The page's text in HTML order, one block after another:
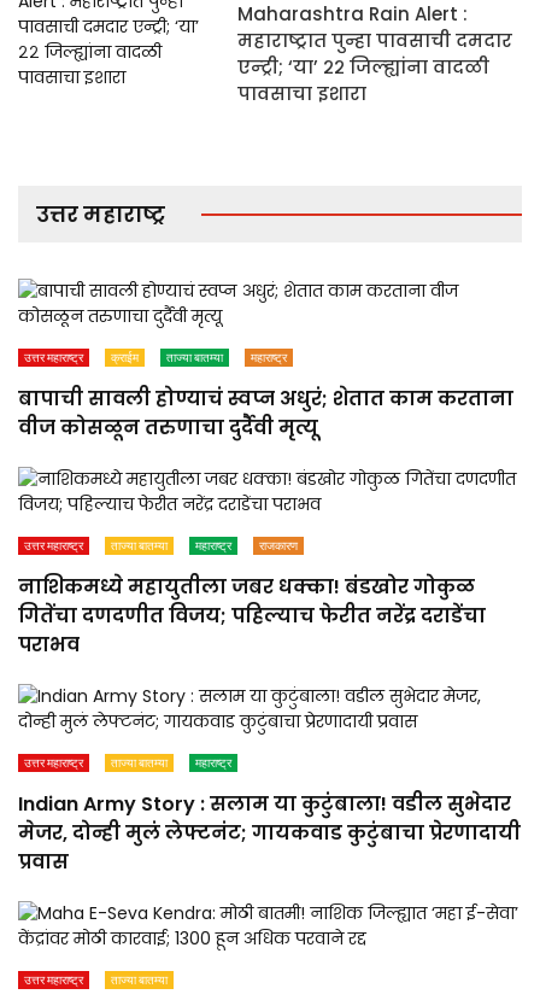
Maharashtra Rain Alert :
महाराष्ट्रात पुन्हा पावसाची दमदार
एन्ट्री; ‘या’ २२ जिल्ह्यांना वादळी
पावसाचा इशारा
उत्तर महाराष्ट्र
उत्तर महाराष्ट्र क्राईम ताज्या बातम्या महाराष्ट्र
बापाची सावली होण्याचं स्वप्न अधुरं; शेतात काम करताना
वीज कोसळून तरुणाचा दुर्दैवी मृत्यू
उत्तर महाराष्ट्र ताज्या बातम्या महाराष्ट्र राजकारण
नाशिकमध्ये महायुतीला जबर धक्का! बंडखोर गोकुळ
गितेंचा दणदणीत विजय; पहिल्याच फेरीत नरेंद्र दराडेंचा
पराभव
उत्तर महाराष्ट्र ताज्या बातम्या महाराष्ट्र
Indian Army Story : सलाम या कुटुंबाला! वडील सुभेदार
मेजर, दोन्ही मुलं लेफ्टनंट; गायकवाड कुटुंबाचा प्रेरणादायी
प्रवास
उत्तर महाराष्ट्र ताज्या बातम्या